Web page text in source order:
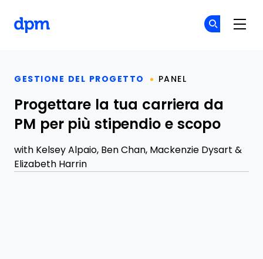
GESTIONE DEL PROGETTO PANEL
Progettare la tua carriera da
PM per più stipendio e scopo
with Kelsey Alpaio, Ben Chan, Mackenzie Dysart &
Elizabeth Harrin